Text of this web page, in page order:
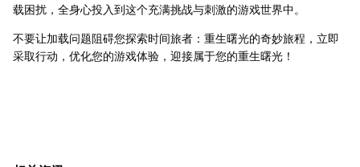
载困扰，全身心投入到这个充满挑战与刺激的游戏世界中。
不要让加载问题阻碍您探索时间旅者：重生曙光的奇妙旅程，立即
采取行动，优化您的游戏体验，迎接属于您的重生曙光！